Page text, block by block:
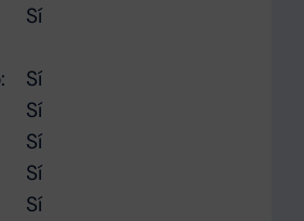
Sí
Sí
Sí
Sí
Sí
Sí